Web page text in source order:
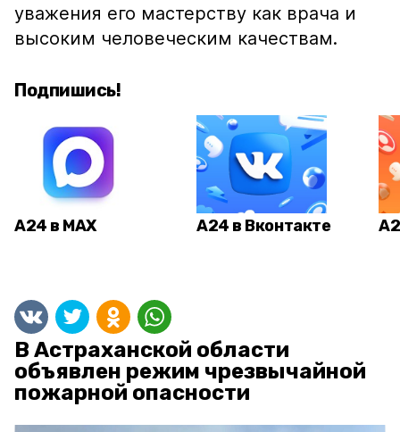
уважения его мастерству как врача и
высоким человеческим качествам.
Подпишись!
А24 в MAX А24 в Вконтакте
В Астраханской области
объявлен режим чрезвычайной
пожарной опасности